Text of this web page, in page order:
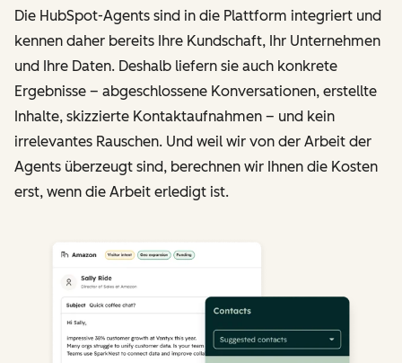
Die HubSpot-Agents sind in die Plattform integriert und
kennen daher bereits Ihre Kundschaft, Ihr Unternehmen
und Ihre Daten. Deshalb liefern sie auch konkrete
Ergebnisse – abgeschlossene Konversationen, erstellte
Inhalte, skizzierte Kontaktaufnahmen – und kein
irrelevantes Rauschen. Und weil wir von der Arbeit der
Agents überzeugt sind, berechnen wir Ihnen die Kosten
erst, wenn die Arbeit erledigt ist.